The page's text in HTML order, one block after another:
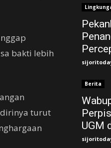
bakti lebih
dirinya turut
Berita
UGM